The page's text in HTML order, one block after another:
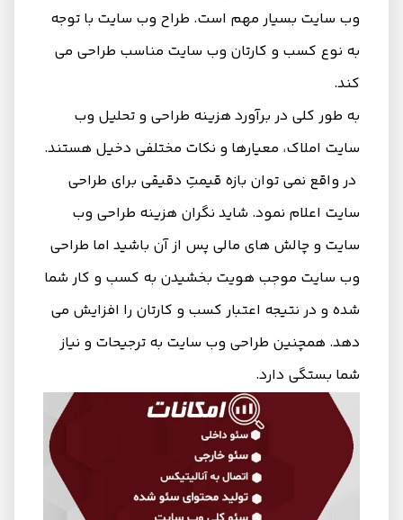
وب سایت بسیار مهم است. طراح وب سایت با توجه
به نوع کسب و کارتان وب سایت مناسب طراحی می
کند‌.
به طور کلی در برآورد هزینه طراحی و تحلیل وب
سایت املاک، معیارها و نکات مختلفی دخیل هستند.
در واقع نمی‌ توان بازه قیمتِ دقیقی برای طراحی
سایت اعلام نمود. شاید نگران هزینه طراحی وب
سایت و چالش‌ های مالی پس از آن باشید اما طراحی
وب سایت موجب هویت بخشیدن به کسب و کار شما
شده و در نتیجه اعتبار کسب و کارتان را افزایش می
دهد. همچنین طراحی وب سایت به ترجیحات و نیاز
شما بستگی دارد.